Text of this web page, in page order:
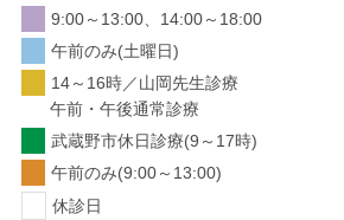
9:00～13:00、14:00～18:00
午前のみ(土曜日)
14～16時／山岡先生診療
午前・午後通常診療
武蔵野市休日診療(9～17時)
午前のみ(9:00～13:00)
休診日